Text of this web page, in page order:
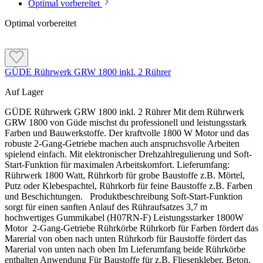
erhältlich sein.
Armierungsseite:
haftungsmindernden Stoffen sein. Lose Anstriche, schadhafte
Putzbereiche, Mörtelgrate und Hohlstellen vor der
Dämmplattenmontage vollständig entfernen beziehungsweise
fachgerecht ausbessern.
Absandende oder mehlige mineralische Flächen bis zur
festen Substanz reinigen und entsprechend der aktuellen
Systemvorgabe grundieren.
Auf der Klebeseite zunächst eine dünne Haftbrücke aus
der systemzugehörigen Klebemasse vorspachteln und
scharf abziehen.
Bei der Rand-Wulst-Punkt-Methode umlaufend
Klebemasse und in der Plattenmitte drei bis sechs
starke Wandunebenheiten vorhanden sind
die Fassade nicht zuverlässig vor Witterung geschützt wird
Format, Dicken und Seitenzuordnung
Das Plattenformat beträgt 120 × 40 cm und entspricht einer Fläche
von 0,48 m² je Dämmplatte. Die aktuelle Produktreihe umfasst 13
Ausführungen mit Dämmstoffdicken von 6 bis 30 cm; weitere
Stärken können laut Hersteller auf Anfrage erhältlich sein.
Armierungsseite:vollständig weiß beschichtet
Klebeseite:weiß mit beschichtungsfreien Streifen
Plattenkern:braun-gelbe Mineralfaser
Optimal vorbereitet
Optimal vorbereitet
GÜDE Rührwerk GRW 1800 inkl. 2 Rührer
Auf Lager
GÜDE Rührwerk GRW 1800 inkl. 2 Rührer Mit dem Rührwerk
GRW 1800 von Güde mischst du professionell und leistungsstark
Farben und Bauwerkstoffe. Der kraftvolle 1800 W Motor und das
robuste 2-Gang-Getriebe machen auch anspruchsvolle Arbeiten
spielend einfach. Mit elektronischer Drehzahlregulierung und Soft-
Start-Funktion für maximalen Arbeitskomfort. Lieferumfang:
Rührwerk 1800 Watt, Rührkorb für grobe Baustoffe z.B. Mörtel,
Putz oder Klebespachtel, Rührkorb für feine Baustoffe z.B. Farben
und Beschichtungen. Produktbeschreibung Soft-Start-Funktion
sorgt für einen sanften Anlauf des Rühraufsatzes 3,7 m
hochwertiges Gummikabel (H07RN-F) Leistungsstarker 1800W
Motor 2-Gang-Getriebe Rührkörbe Rührkorb für Farben fördert das
Marerial von oben nach unten Rührkorb für Baustoffe fördert das
Marerial von unten nach oben Im Lieferumfang beide Rührkörbe
enthalten Anwendung Für Baustoffe für z.B. Fliesenkleber, Beton,